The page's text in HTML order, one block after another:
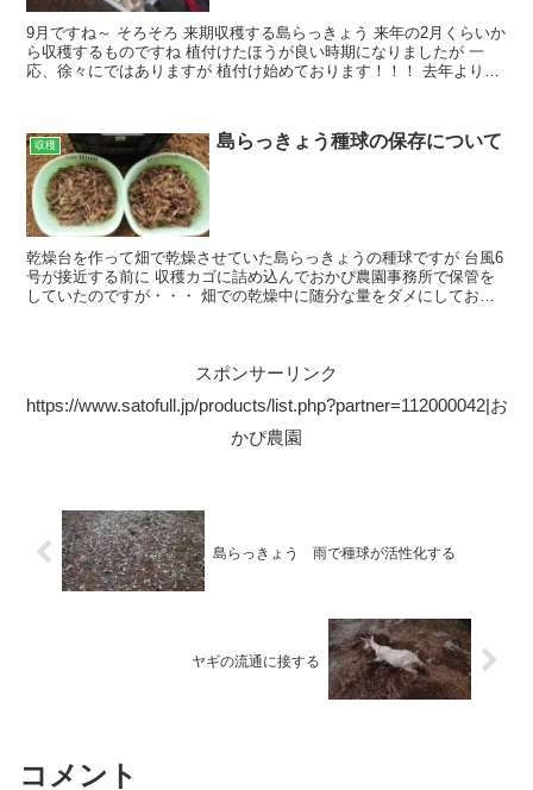
9月ですね～ そろそろ 来期収穫する島らっきょう 来年の2月くらいか
ら収穫するものですね 植付けたほうが良い時期になりましたが 一
応、徐々にではありますが 植付け始めております！！！ 去年より半
収穫 島らっきょう種球の保存について
乾燥台を作って畑で乾燥させていた島らっきょうの種球ですが 台風6
号が接近する前に 収穫カゴに詰め込んでおかぴ農園事務所で保管を
していたのですが・・・ 畑での乾燥中に随分な量をダメにしており
スポンサーリンク
https://www.satofull.jp/products/list.php?partner=112000042|お
かぴ農園
島らっきょう 雨で種球が活性化する
ヤギの流通に接する
コメント